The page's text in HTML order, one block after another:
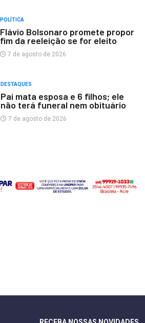
POLÍTICA
Flávio Bolsonaro promete propor
fim da reeleição se for eleito
7 de agosto de 2026
DESTAQUES
Pai mata esposa e 6 filhos; ele
não terá funeral nem obituário
7 de agosto de 2026